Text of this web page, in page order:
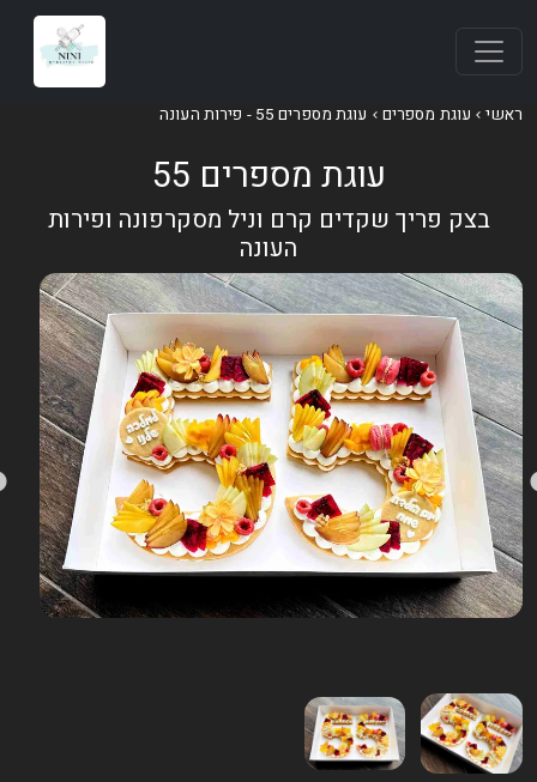
ראשי עוגת מספרים עוגת מספרים 55 - פירות העונה
עוגת מספרים 55
בצק פריך שקדים קרם וניל מסקרפונה ופירות
העונה